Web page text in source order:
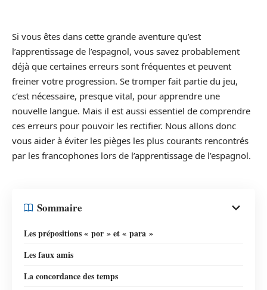
Si vous êtes dans cette grande aventure qu’est
l’apprentissage de l’espagnol, vous savez probablement
déjà que certaines erreurs sont fréquentes et peuvent
freiner votre progression. Se tromper fait partie du jeu,
c’est nécessaire, presque vital, pour apprendre une
nouvelle langue. Mais il est aussi essentiel de comprendre
ces erreurs pour pouvoir les rectifier. Nous allons donc
vous aider à éviter les pièges les plus courants rencontrés
par les francophones lors de l’apprentissage de l’espagnol.
Sommaire
Les prépositions « por » et « para »
Les faux amis
La concordance des temps